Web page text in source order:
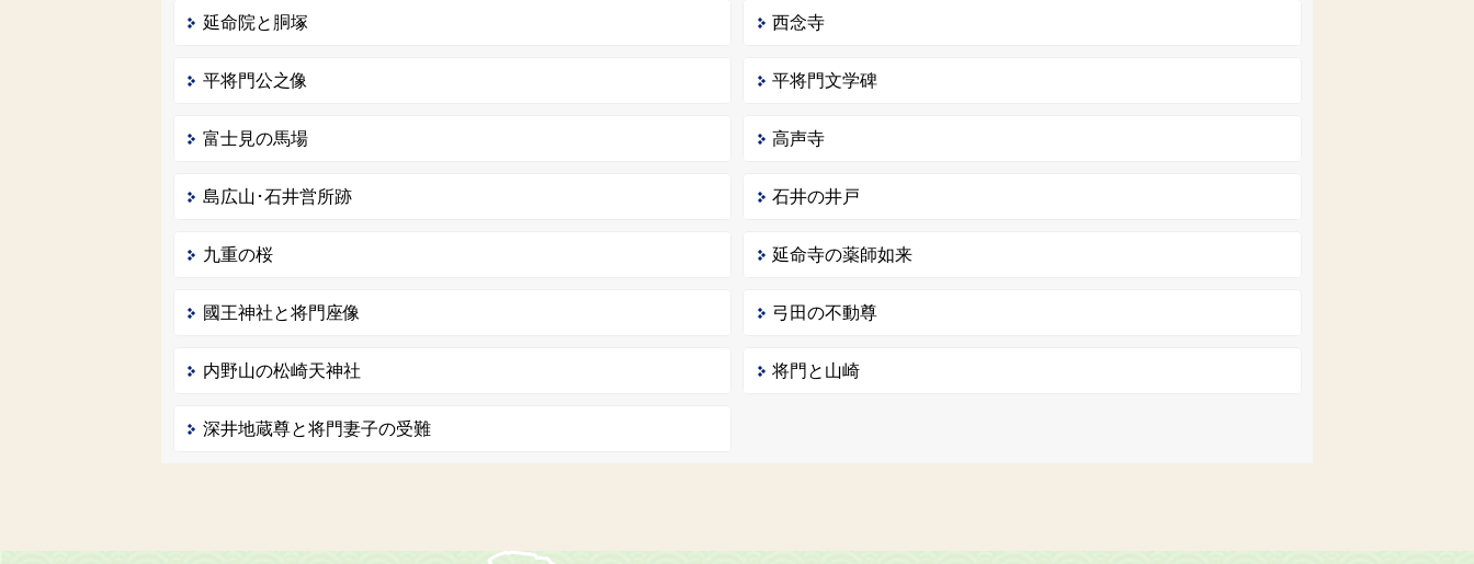
延命院と胴塚 西念寺
平将門公之像 平将門文学碑
富士見の馬場 高声寺
島広山･石井営所跡 石井の井戸
九重の桜 延命寺の薬師如来
國王神社と将門座像 弓田の不動尊
内野山の松崎天神社 将門と山崎
深井地蔵尊と将門妻子の受難